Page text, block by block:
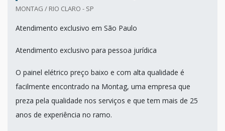
MONTAG / RIO CLARO - SP
Atendimento exclusivo em São Paulo
Atendimento exclusivo para pessoa jurídica
O painel elétrico preço baixo e com alta qualidade é
facilmente encontrado na Montag, uma empresa que
preza pela qualidade nos serviços e que tem mais de 25
anos de experiência no ramo.